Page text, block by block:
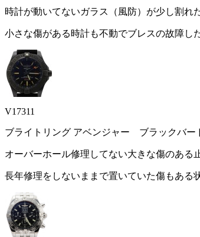
時計が動いてないガラス（風防）が少し割れ
小さな傷がある時計も不動でブレスの故障し
V17311
ブライトリング アベンジャー ブラックバー
オーバーホール修理してない大きな傷のある
長年修理をしないままで置いていた傷もある